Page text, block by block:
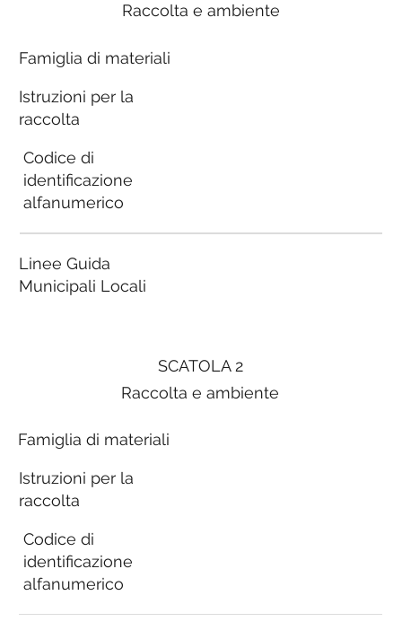
SCATOLA 2
Raccolta e ambiente
Famiglia di materiali
Istruzioni per la
raccolta
Codice di
identificazione
alfanumerico
Raccolta e ambiente
Famiglia di materiali
Istruzioni per la
raccolta
Codice di
identificazione
alfanumerico
Linee Guida
Municipali Locali